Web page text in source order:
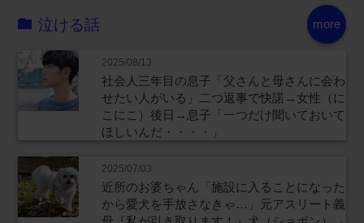
more
泣ける話
2025/08/13
社会人三年目の息子「父さんと母さんに会わ
せたい人がいる」二つ返事で快諾→女性（に
こにこ）後日→息子「一つだけ聞いておいて
ほしいんだ・・・・」
2025/07/03
近所のお婆ちゃん「施設に入ることになった
から愛犬を手放さなきゃ…」元アスリート義